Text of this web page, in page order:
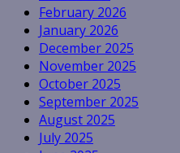
February 2026
January 2026
December 2025
November 2025
October 2025
September 2025
August 2025
July 2025